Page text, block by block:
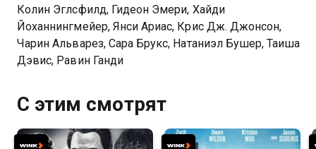
Колин Эглсфилд, Гидеон Эмери, Хайди
Йоханнингмейер, Янси Ариас, Крис Дж. Джонсон,
Чарин Альварез, Сара Брукс, Натаниэл Бушер, Таиша
Дэвис, Равин Ганди
С этим смотрят